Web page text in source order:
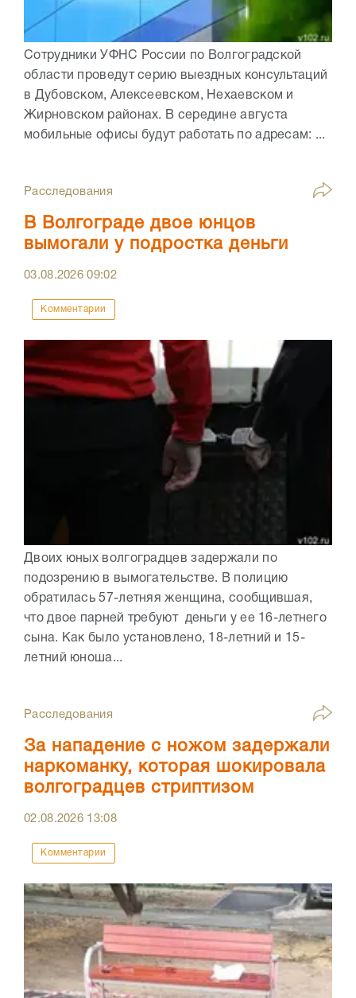
Сотрудники УФНС России по Волгоградской
области проведут серию выездных консультаций
в Дубовском, Алексеевском, Нехаевском и
Жирновском районах. В середине августа
мобильные офисы будут работать по адресам: ...
Расследования
В Волгограде двое юнцов
вымогали у подростка деньги
03.08.202609:02
Комментарии
Двоих юных волгоградцев задержали по
подозрению в вымогательстве. В полицию
обратилась 57-летняя женщина, сообщившая,
что двое парней требуют деньги у ее 16-летнего
сына. Как было установлено, 18-летний и 15-
летний юноша...
Расследования
За нападение с ножом задержали
наркоманку, которая шокировала
волгоградцев стриптизом
02.08.2026 13:08
Комментарии